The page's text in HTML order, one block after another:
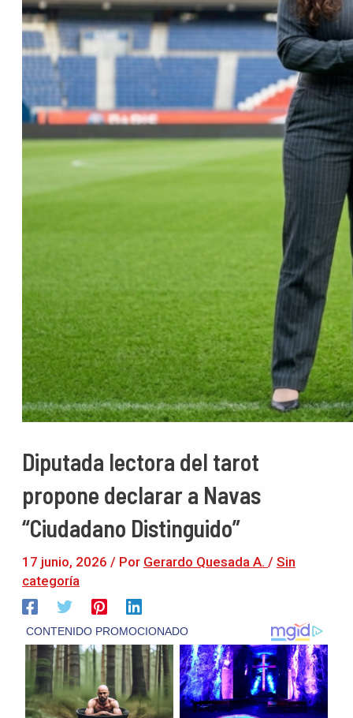
Diputada lectora del tarot
propone declarar a Navas
“Ciudadano Distinguido”
17 junio, 2026 / Por Gerardo Quesada A. / Sin
categoría